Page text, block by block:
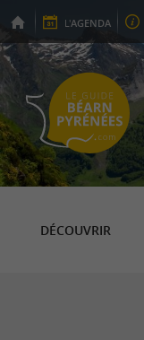
L'AGENDA
DÉCOUVRIR